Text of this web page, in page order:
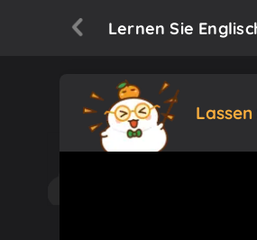
Lernen Sie